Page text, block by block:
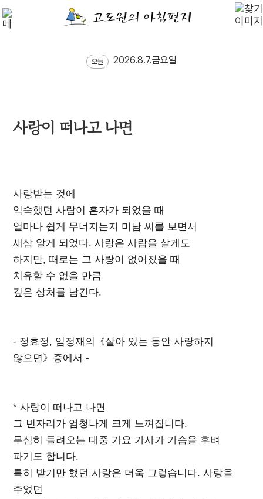
오늘 2026.8.7.금요일
사랑이 떠나고 나면
사랑받는 것에
익숙했던 사람이 혼자가 되었을 때
얼마나 쉽게 무너지는지 미남 씨를 보면서
새삼 알게 되었다. 사랑은 사람을 살게도
하지만, 때로는 그 사랑이 없어졌을 때
치유할 수 없을 만큼
깊은 상처를 남긴다.
- 정효정, 임정재의《살아 있는 동안 사랑하지
않으면》중에서 -
* 사랑이 떠나고 나면
그 빈자리가 엄청나게 크게 느껴집니다.
무심히 들려오는 대중 가요 가사가 가슴을 후벼
파기도 합니다.
특히 받기만 했던 사랑은 더욱 그렇습니다. 사랑을
주었던